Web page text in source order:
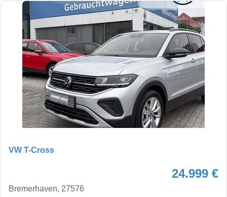
VW T-Cross
24.999 €
Bremerhaven, 27576